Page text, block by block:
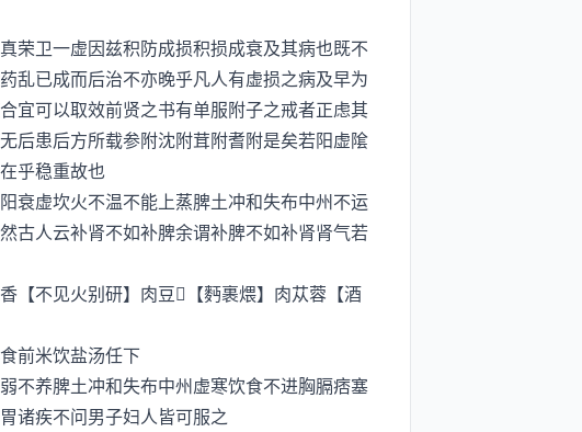
卫一虚因兹积防成损积损成衰及其病也既不
乱已成而后治不亦晚乎凡人有虚损之病及早为
宜可以取效前贤之书有单服附子之戒者正虑其
后患后方所载参附沈附茸附耆附是矣若阳虚隂
乎稳重故也
虚坎火不温不能上蒸脾土冲和失布中州不运
古人云补肾不如补脾余谓补脾不如补肾肾气若
不见火别研】肉豆【麪裹煨】肉苁蓉【酒
前米饮盐汤任下
养脾土冲和失布中州虚寒饮食不进胸膈痞塞
诸疾不问男子妇人皆可服之